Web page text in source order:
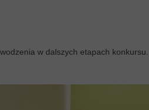
w dalszych etapach konkursu.